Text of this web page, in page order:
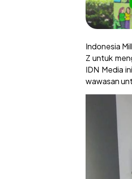
Indonesia
Z untuk
IDN Media
wawasan